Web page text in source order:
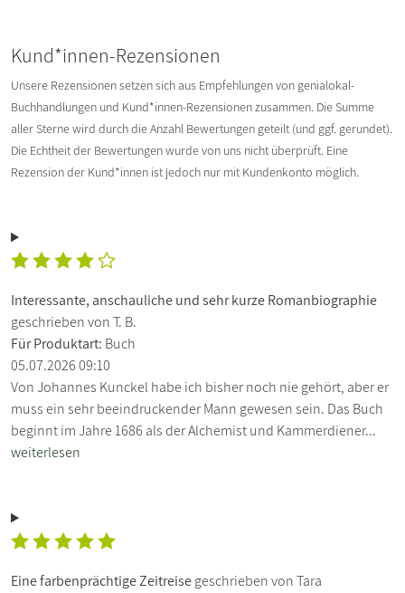
Kund*innen-Rezensionen
Unsere Rezensionen setzen sich aus Empfehlungen von genialokal-
Buchhandlungen und Kund*innen-Rezensionen zusammen. Die Summe
aller Sterne wird durch die Anzahl Bewertungen geteilt (und ggf. gerundet).
Die Echtheit der Bewertungen wurde von uns nicht überprüft. Eine
Rezension der Kund*innen ist jedoch nur mit Kundenkonto möglich.
Interessante, anschauliche und sehr kurze Romanbiographie
geschrieben von T. B.
Für Produktart: Buch
05.07.2026 09:10
Von Johannes Kunckel habe ich bisher noch nie gehört, aber er
muss ein sehr beeindruckender Mann gewesen sein. Das Buch
beginnt im Jahre 1686 als der Alchemist und Kammerdiener...
weiterlesen
Eine farbenprächtige Zeitreisegeschrieben von Tara